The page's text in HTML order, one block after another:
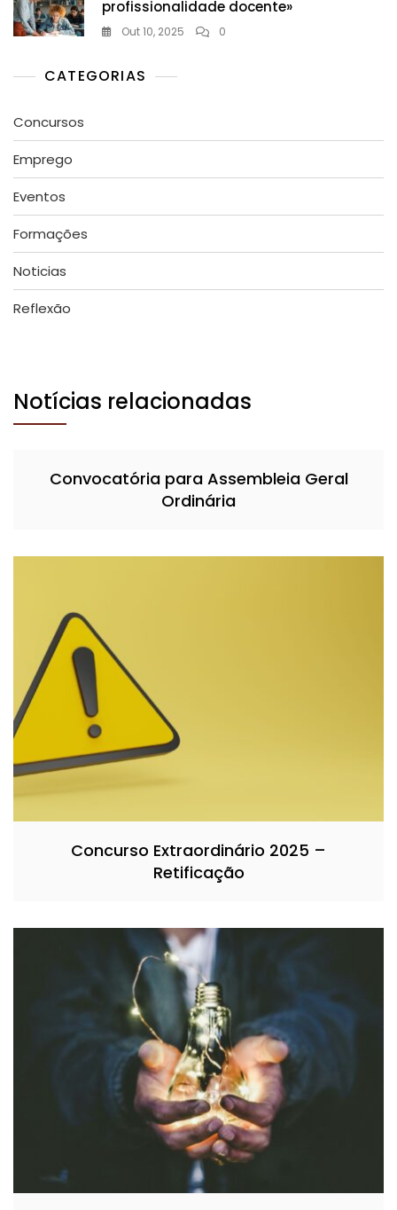
profissionalidade docente»
Out 10, 2025 0
CATEGORIAS
Concursos
Emprego
Eventos
Formações
Noticias
Reflexão
Notícias relacionadas
Convocatória para Assembleia Geral
Ordinária
Concurso Extraordinário 2025 –
Retificação